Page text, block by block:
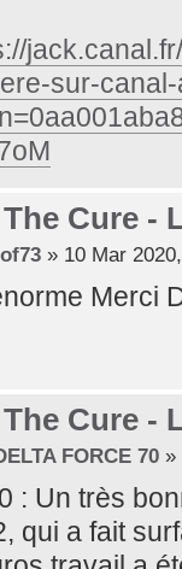
sur-
Cure -
» 10 Mar
Merci
Cure -
FORCE 70»
: Un très
qui a fait